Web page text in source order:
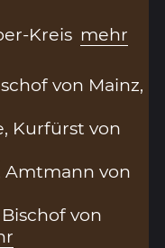
Kreis mehr
von Mainz,
Kurfürst von
Amtmann von
von